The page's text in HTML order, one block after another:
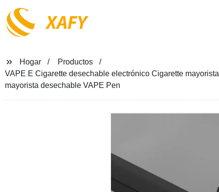
XAFY
Hogar
Productos
VAPE E Cigarette desechable electrónico Cigarette
mayorista desechable VAPE Pen